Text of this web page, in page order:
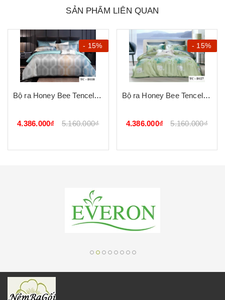
SẢN PHẨM LIÊN QUAN
- 15%
Bộ ra Honey Bee Tencel D118
4.386.000₫ 5.160.000₫
- 15%
Bộ ra Honey Bee Tencel D127
4.386.000₫ 5.160.000₫